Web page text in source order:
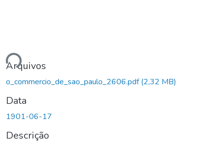
Arquivos
o_commercio_de_sao_paulo_2606.pdf(2,32 MB)
Data
1901-06-17
Descrição